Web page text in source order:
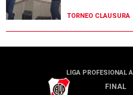
TORNEO CLAUSURA
LIGA PROFESIONAL
FINAL